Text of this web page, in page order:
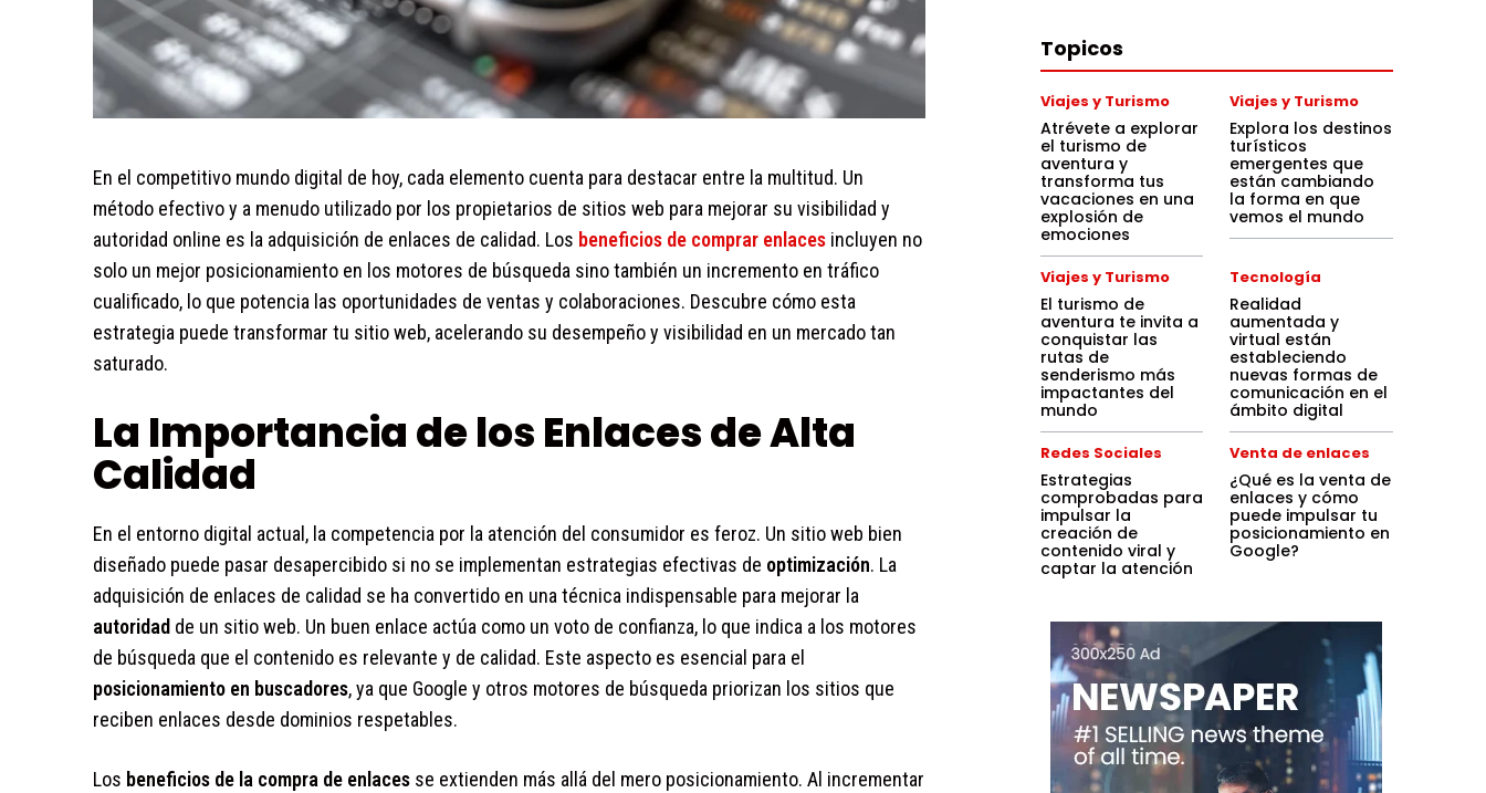
En el competitivo mundo digital de hoy, cada elemento cuenta para destacar entre la multitud. Un
método efectivo y a menudo utilizado por los propietarios de sitios web para mejorar su visibilidad y
autoridad online es la adquisición de enlaces de calidad. Los beneficios de comprar enlaces incluyen no
solo un mejor posicionamiento en los motores de búsqueda sino también un incremento en tráfico
cualificado, lo que potencia las oportunidades de ventas y colaboraciones. Descubre cómo esta
estrategia puede transformar tu sitio web, acelerando su desempeño y visibilidad en un mercado tan
saturado.
La Importancia de los Enlaces de Alta
Calidad
En el entorno digital actual, la competencia por la atención del consumidor es feroz. Un sitio web bien
diseñado puede pasar desapercibido si no se implementan estrategias efectivas de optimización. La
adquisición de enlaces de calidad se ha convertido en una técnica indispensable para mejorar la
autoridad de un sitio web. Un buen enlace actúa como un voto de confianza, lo que indica a los motores
de búsqueda que el contenido es relevante y de calidad. Este aspecto es esencial para el
posicionamiento en buscadores, ya que Google y otros motores de búsqueda priorizan los sitios que
reciben enlaces desde dominios respetables.
Los beneficios de la compra de enlaces se extienden más allá del mero posicionamiento. Al incrementar
Topicos
Viajes y Turismo
Atrévete a explorar
el turismo de
aventura y
transforma tus
vacaciones en una
explosión de
emociones
Viajes y Turismo
Explora los destinos
turísticos
emergentes que
están cambiando
la forma en que
vemos el mundo
Viajes y Turismo
El turismo de
aventura te invita a
conquistar las
rutas de
senderismo más
impactantes del
mundo
Tecnología
Realidad
aumentada y
virtual están
estableciendo
nuevas formas de
comunicación en el
ámbito digital
Redes Sociales
Estrategias
comprobadas para
impulsar la
creación de
contenido viral y
captar la atención
Venta de enlaces
¿Qué es la venta de
enlaces y cómo
puede impulsar tu
posicionamiento en
Google?